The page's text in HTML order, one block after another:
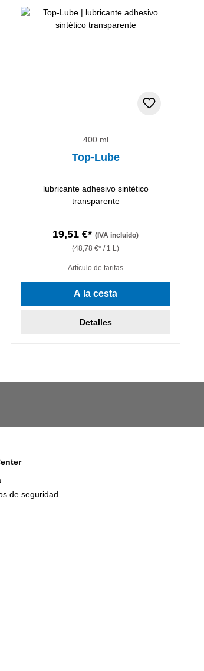
400 ml
Top-Lube
lubricante adhesivo sintético
transparente
19,51 €*(IVA incluido)
(48,78 €* / 1 L)
Artículo de tarifas
A la cesta
Detalles
de seguridad